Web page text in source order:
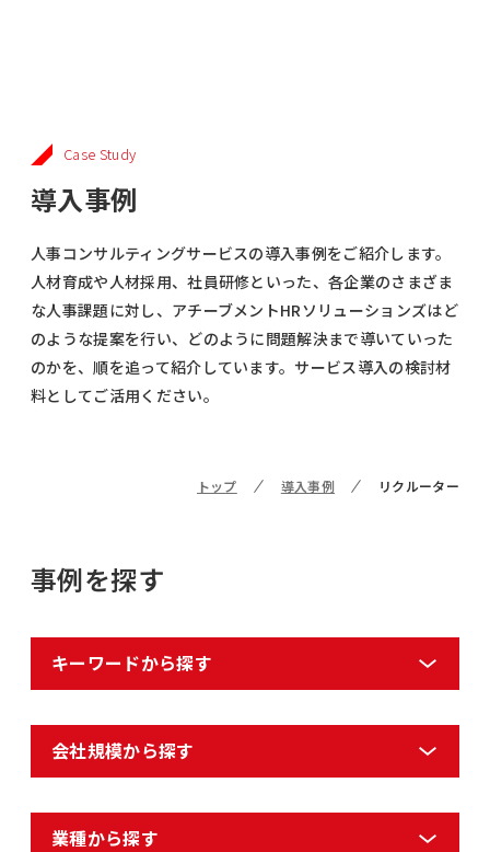
Case Study
導入事例
人事コンサルティングサービスの導入事例をご紹介します。
人材育成や人材採用、社員研修といった、各企業のさまざま
な人事課題に対し、アチーブメントHRソリューションズはど
のような提案を行い、 どのように問題解決まで導いていった
のかを、順を追って紹介しています。サービス導入の検討材
料としてご活用ください。
トップ 導入事例 リクルーター
事例を探す
キーワードから探す
会社規模から探す
業種から探す